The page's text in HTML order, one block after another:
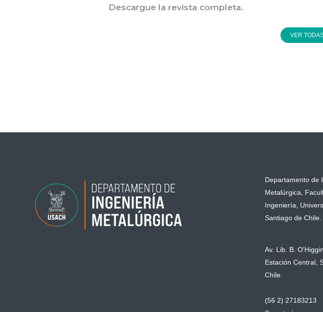
Descargue la revista completa.
VER
Departamento de
Metalúrgica,
Ingeniería,
Santiago de Chile.
Av. Lib. B.
Estación Central,
Chile.
(56 2) 27183213